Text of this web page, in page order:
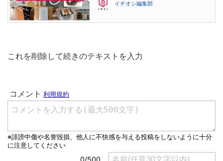
イチオシ編集部
これを削除して続きのテキストを入力